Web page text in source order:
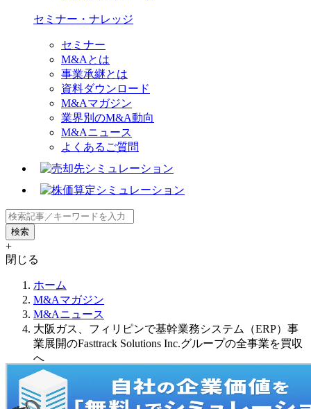
セミナー・ナレッジ
セミナー
M&Aとは
事業承継とは
資料ダウンロード
M&Aマガジン
業界別のM&A動向
M&Aニュース
よくあるご質問
+
閉じる
ホーム
M&Aマガジン
M&Aニュース
大阪ガス、フィリピンで基幹業務システム（ERP）事
業展開のFasttrack Solutions Inc.グループの全事業を買収
へ